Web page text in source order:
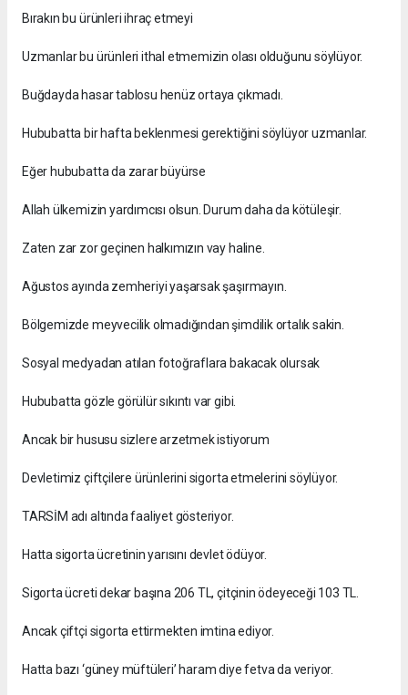
Bırakın bu ürünleri ihraç etmeyi
Uzmanlar bu ürünleri ithal etmemizin olası olduğunu söylüyor.
Buğdayda hasar tablosu henüz ortaya çıkmadı.
Hububatta bir hafta beklenmesi gerektiğini söylüyor uzmanlar.
Eğer hububatta da zarar büyürse
Allah ülkemizin yardımcısı olsun. Durum daha da kötüleşir.
Zaten zar zor geçinen halkımızın vay haline.
Ağustos ayında zemheriyi yaşarsak şaşırmayın.
Bölgemizde meyvecilik olmadığından şimdilik ortalık sakin.
Sosyal medyadan atılan fotoğraflara bakacak olursak
Hububatta gözle görülür sıkıntı var gibi.
Ancak bir hususu sizlere arzetmek istiyorum
Devletimiz çiftçilere ürünlerini sigorta etmelerini söylüyor.
TARSİM adı altında faaliyet gösteriyor.
Hatta sigorta ücretinin yarısını devlet ödüyor.
Sigorta ücreti dekar başına 206 TL, çitçinin ödeyeceği 103 TL.
Ancak çiftçi sigorta ettirmekten imtina ediyor.
Hatta bazı ‘güney müftüleri’ haram diye fetva da veriyor.